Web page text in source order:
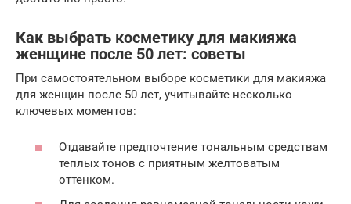
Как выбрать косметику для макияжа
женщине после 50 лет: советы
При самостоятельном выборе косметики для макияжа
для женщин после 50 лет, учитывайте несколько
ключевых моментов:
Отдавайте предпочтение тональным средствам
теплых тонов с приятным желтоватым
оттенком.